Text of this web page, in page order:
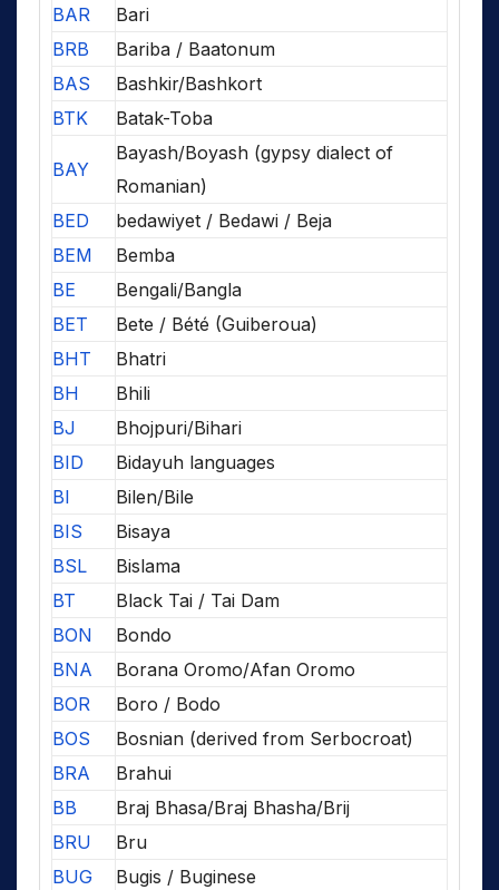
BAR
Bari
BRB
Bariba / Baatonum
BAS
Bashkir/Bashkort
BTK
Batak-Toba
BAY
Bayash/Boyash (gypsy dialect of
Romanian)
BED
bedawiyet / Bedawi / Beja
BEM
Bemba
BE
Bengali/Bangla
BET
Bete / Bété (Guiberoua)
BHT
Bhatri
BH
Bhili
BJ
Bhojpuri/Bihari
BID
Bidayuh languages
BI
Bilen/Bile
BIS
Bisaya
BSL
Bislama
BT
Black Tai / Tai Dam
BON
Bondo
BNA
Borana Oromo/Afan Oromo
BOR
Boro / Bodo
BOS
Bosnian (derived from Serbocroat)
BRA
Brahui
BB
Braj Bhasa/Braj Bhasha/Brij
BRU
Bru
BUG
Bugis / Buginese